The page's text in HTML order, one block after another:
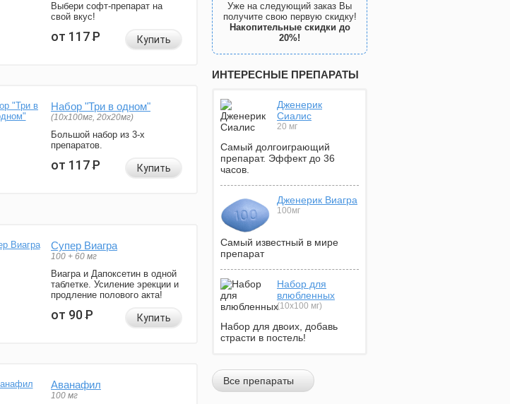
Выбери софт-препарат на
свой вкус!
от 117Р Купить
Набор "Три в одном"
(10x100мг, 20x20мг)
Большой набор из 3-х
препаратов.
от 117Р Купить
Супер Виагра
100 + 60 мг
Виагра и Дапоксетин в одной
таблетке. Усиление эрекции и
продление полового акта!
от 90Р Купить
Аванафил
100 мг
Уже на следующий заказ Вы
получите свою первую скидку!
Накопительные скидки до
20%!
ИНТЕРЕСНЫЕ ПРЕПАРАТЫ
Дженерик
Сиалис
20 мг
Самый долгоиграющий
препарат. Эффект до 36
часов.
Дженерик Виагра
100мг
Самый известный в мире
препарат
Набор для
влюбленных
(10х100 мг)
Набор для двоих, добавь
страсти в постель!
Все препараты